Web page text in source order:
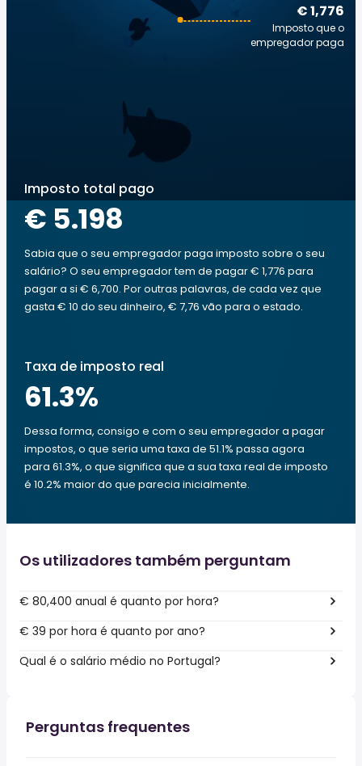
€ 1,776
Imposto que o
empregador paga
Imposto total pago
€ 5.198
Sabia que o seu empregador paga imposto sobre o seu
salário? O seu empregador tem de pagar € 1,776 para
pagar a si € 6,700. Por outras palavras, de cada vez que
gasta € 10 do seu dinheiro, € 7,76 vão para o estado.
Taxa de imposto real
61.3%
Dessa forma, consigo e com o seu empregador a pagar
impostos, o que seria uma taxa de 51.1% passa agora
para 61.3%, o que significa que a sua taxa real de imposto
é 10.2% maior do que parecia inicialmente.
Os utilizadores também perguntam
€ 80,400 anual é quanto por hora?
€ 39 por hora é quanto por ano?
Qual é o salário médio no Portugal?
Perguntas frequentes